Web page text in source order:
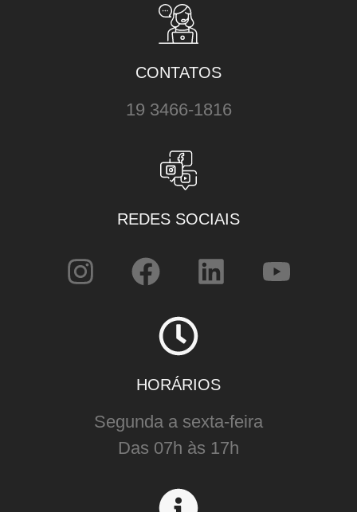
CONTATOS
19 3466-1816
REDES SOCIAIS
HORÁRIOS
Segunda a sexta-feira
Das 07h às 17h